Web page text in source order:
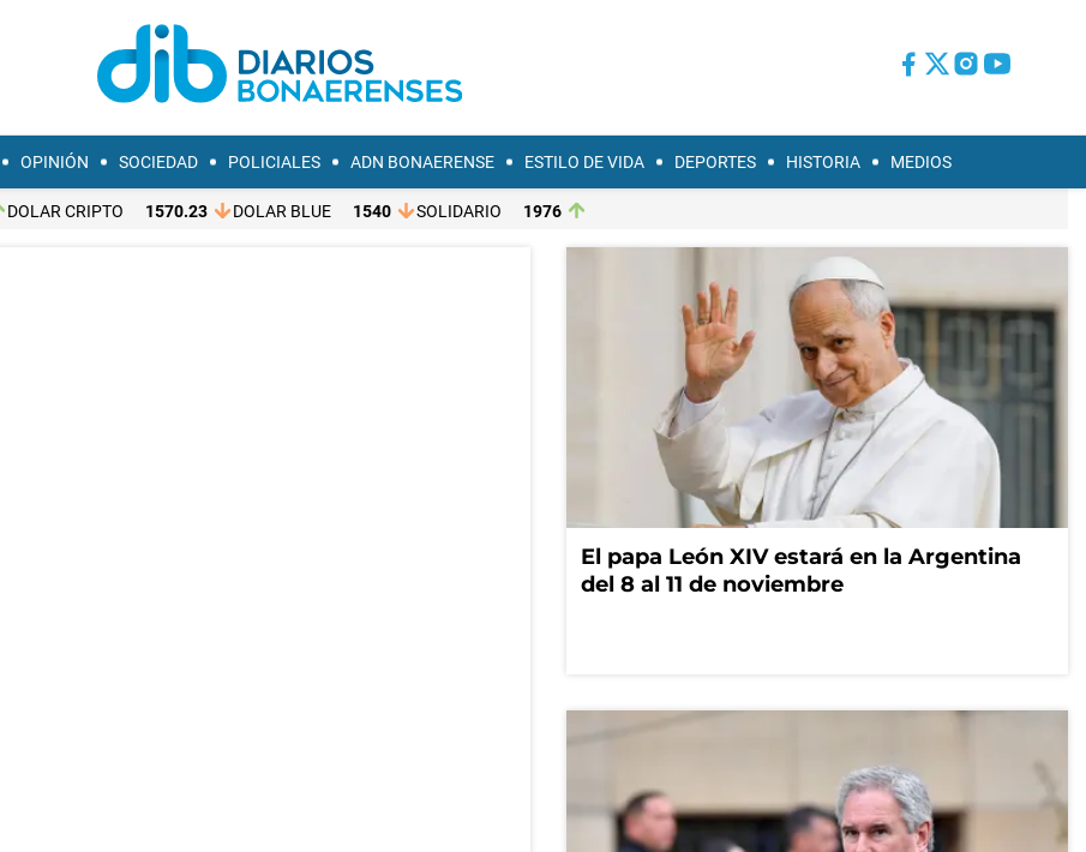
OPINIÓN SOCIEDAD POLICIALES ADN BONAERENSE ESTILO DE VIDA DEPORTES HISTORIA MEDIOS
DOLAR CRIPTO 1570.23 DOLAR BLUE 1540 SOLIDARIO 1976
El papa León XIV estará en la Argentina
del 8 al 11 de noviembre